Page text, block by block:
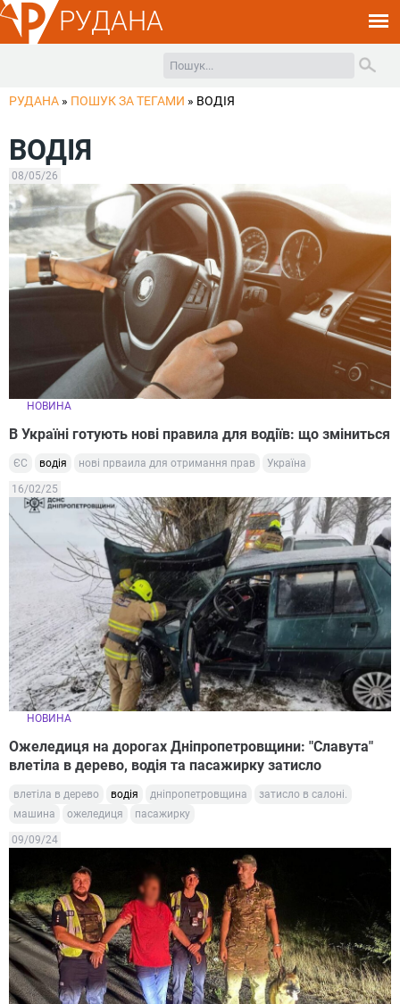
РУДАНА
РУДАНА » ПОШУК ЗА ТЕГАМИ » ВОДІЯ
ВОДІЯ
08/05/26
НОВИНА
В Україні готують нові правила для водіїв: що зміниться
ЄС водія нові прваила для отримання прав Україна
16/02/25
НОВИНА
Ожеледиця на дорогах Дніпропетровщини: "Славута"
влетіла в дерево, водія та пасажирку затисло
влетіла в дерево водія дніпропетровщина
затисло в салоні.
машина
ожеледиця пасажирку
09/09/24